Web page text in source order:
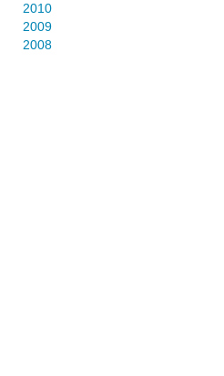
2010
2009
2008